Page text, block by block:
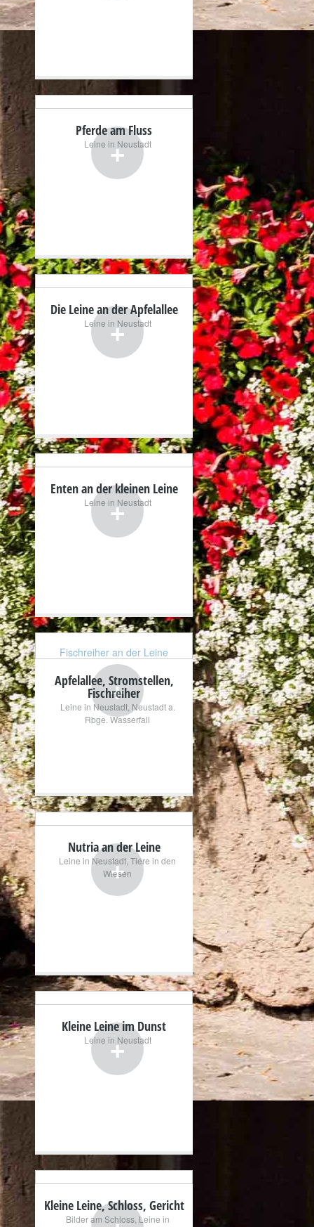
+
Pferde am Fluss
Leine in Neustadt
+
Die Leine an der Apfelallee
Leine in Neustadt
+
Enten an der kleinen Leine
Leine in Neustadt
Fischreiher an der Leine
+
Apfelallee, Stromstellen,
Fischreiher
Leine in Neustadt, Neustadt a.
Rbge. Wasserfall
+
Nutria an der Leine
Leine in Neustadt Tiere in den
Wiesen
+
Kleine Leine im Dunst
Leine in Neustadt
Kleine Leine, Schloss, Gericht
Bilder am Schloss, Leine in